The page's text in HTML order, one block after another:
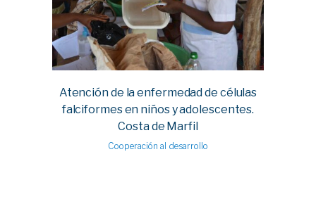
Atención de la enfermedad de células
falciformes en niños y adolescentes.
Costa de Marfil
Cooperación al desarrollo